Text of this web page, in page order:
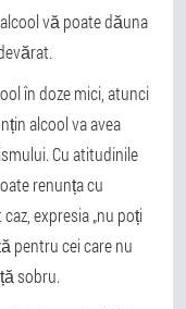
vă poate dăuna
în doze mici, atunci
alcool va avea
Cu atitudinile
renunța cu
expresia „nu poți
pentru cei care nu
sobru.